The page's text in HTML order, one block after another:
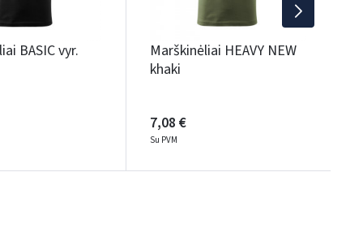
BASIC vyr.
Marškinėliai HEAVY NEW
khaki
7,08 €
Su PVM